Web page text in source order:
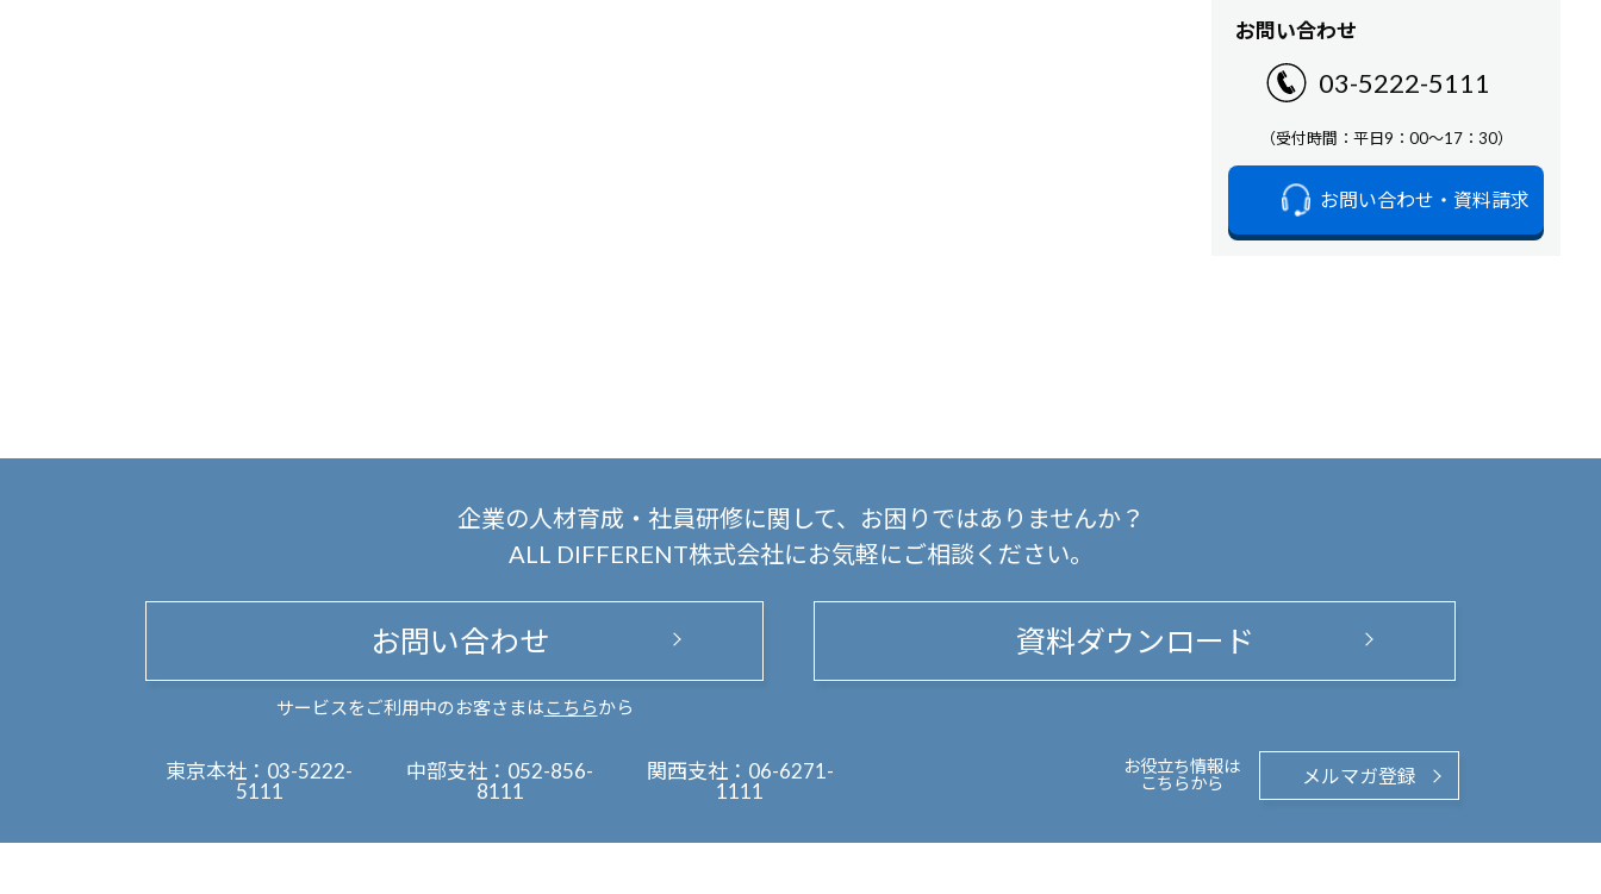
お問い合わせ
03-5222-5111
（受付時間：平日9：00～17：30）
お問い合わせ・資料請求
企業の人材育成・社員研修に関して、
お困りではありませんか？
ALL DIFFERENT株式会社にお気軽にご相談ください。
お問い合わせ
サービスをご利用中のお客さまは こちらから
資料ダウンロード
東京本社： 03-5222-
5111
中部支社： 052-856-
8111
関西支社： 06-6271-
1111
お役立ち情報は
こちらから
メルマガ登録